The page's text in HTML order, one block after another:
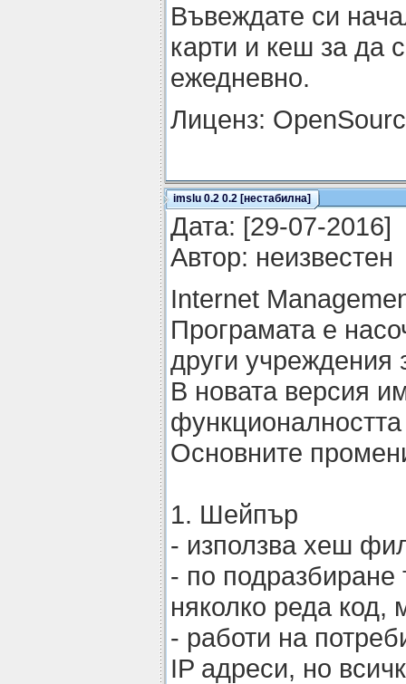
Въвеждате си
карти и кеш за да
ежедневно.
Лиценз:
imslu 0.2 0.2 [нестабилна]
Датa: [29-07-2016]
Автор: неизвестен
Internet
Програмата е
други учреждения
В новата версия
Основните
1. Шейпър
- използва хеш
- по
няколко реда код,
- работи на
IP адреси, но